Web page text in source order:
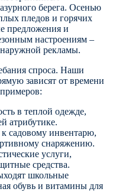
берега. Осенью
пледов и горячих
предложения и
настроениям –
рекламы.
спроса. Наши
зависят от времени
в теплой одежде,
атрибутике.
садовому инвентарю,
снаряжению.
услуги,
средства.
школьные
обувь и витамины для